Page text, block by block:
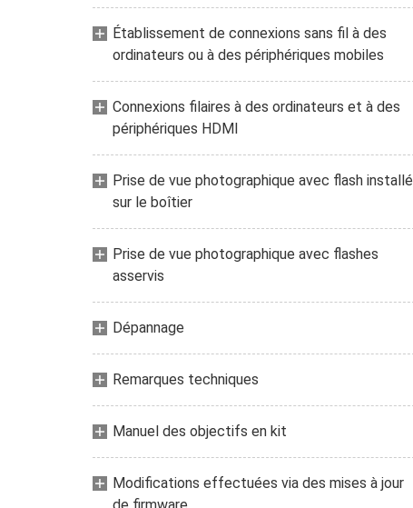
Établissement de connexions sans fil à des
ordinateurs ou à des périphériques mobiles
Connexions filaires à des ordinateurs et à des
périphériques HDMI
Prise de vue photographique avec flash installé
sur le boîtier
Prise de vue photographique avec flashes
asservis
Dépannage
Remarques techniques
Manuel des objectifs en kit
Modifications effectuées via des mises à jour